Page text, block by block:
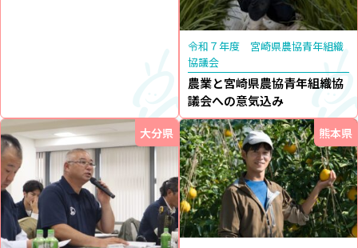
令和７年度 宮崎県農協青年組織
協議会
農業と宮崎県農協青年組織協
議会への意気込み
大分県 熊本県